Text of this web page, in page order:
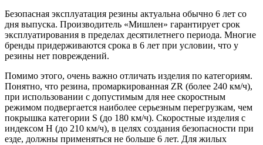
Безопасная эксплуатация резины актуальна обычно 6 лет со
дня выпуска. Производитель «Мишлен» гарантирует срок
эксплуатирования в пределах десятилетнего периода. Многие
бренды придерживаются срока в 6 лет при условии, что у
резины нет повреждений.
Помимо этого, очень важно отличать изделия по категориям.
Понятно, что резина, промаркированная ZR (более 240 км/ч),
при использовании с допустимым для нее скоростным
режимом подвергается наиболее серьезным перегрузкам, чем
покрышка категории S (до 180 км/ч). Скоростные изделия с
индексом Н (до 210 км/ч), в целях создания безопасности при
езде, должны применяться не больше 6 лет. Для жилых